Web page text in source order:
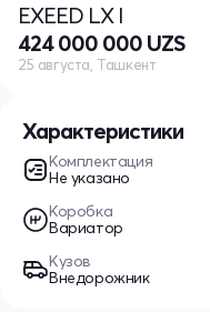
Характеристики
Комплектация
Не указано
Коробка
Вариатор
Кузов
Внедорожник
EXEED LX I
424 000 000 UZS
25 августа, Ташкент